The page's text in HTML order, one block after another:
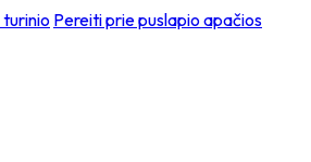
Pereiti prie puslapio apačios